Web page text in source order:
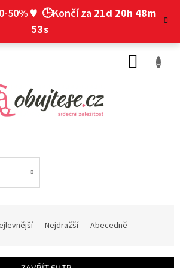
50% ♥ 🕒Končí za 21d 20h 48m
53s
Nejdražší Abecedně